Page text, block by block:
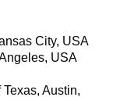
City, USA
USA
Austin,